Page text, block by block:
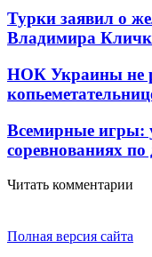
Турки заявил о
Владимира
НОК Украины не
Всемирные игры:
соревнованиях
Читать комментарии
Полная версия сайта